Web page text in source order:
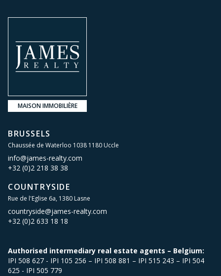
MAISON IMMOBILIÈRE
BRUSSELS
Chaussée de Waterloo 1038 1180 Uccle
info@james-realty.com
+32 (0)2 218 38 38
COUNTRYSIDE
Rue de l'Eglise 6a, 1380 Lasne
countryside@james-realty.com
+32 (0)2 633 18 18
Authorised intermediary real estate agents – Belgium:
IPI 508 627 - IPI 105 256 – IPI 508 881 – IPI 515 243 – IPI 504
625 - IPI 505 779